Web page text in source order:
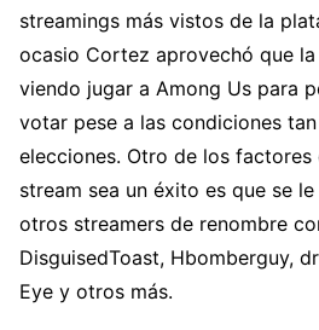
streamings más vistos de la
ocasio Cortez aprovechó que
viendo jugar a Among Us para
votar pese a las condiciones
elecciones. Otro de los factores
stream sea un éxito es que se
otros streamers de renombre
DisguisedToast, Hbomberguy,
Eye y otros más.